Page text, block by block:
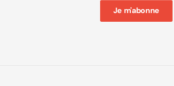
Je m'abonne